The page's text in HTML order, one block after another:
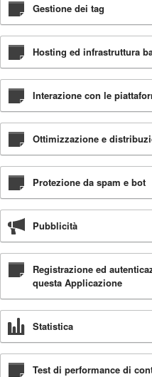
Gestione dei tag
Hosting ed infrastruttura
Interazione con le
Ottimizzazione e
Protezione da spam e bot
Pubblicità
Registrazione ed
questa Applicazione
Statistica
Test di performance di